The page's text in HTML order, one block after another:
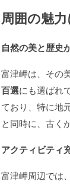
周囲の魅
自然の美と歴史
富津岬は、その
百選にも選ばれ
ており、特に地
と同時に、古く
アクティビティ
富津岬周辺では